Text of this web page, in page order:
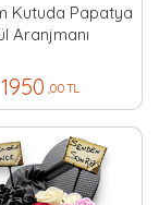
Kutuda Papatya
Aranjmanı
1950 ,00 TL